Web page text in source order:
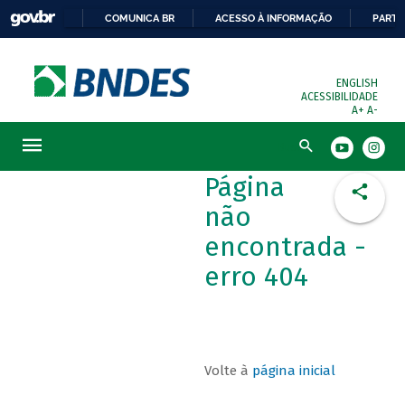
COMUNICA BR ACESSO À INFORMAÇÃO
ENGLISH
ACESSIBILIDADE
A+ A-
Busca
Página
não
encontrada -
erro 404
Volte à página inicial